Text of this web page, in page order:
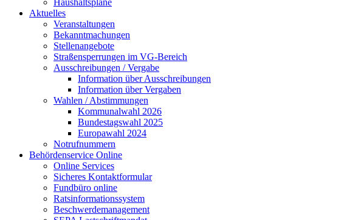
Haushaltspläne
Aktuelles
Veranstaltungen
Bekanntmachungen
Stellenangebote
Straßensperrungen im VG-Bereich
Ausschreibungen / Vergabe
Information über Ausschreibungen
Information über Vergaben
Wahlen / Abstimmungen
Kommunalwahl 2026
Bundestagswahl 2025
Europawahl 2024
Notrufnummern
Behördenservice Online
Online Services
Sicheres Kontaktformular
Fundbüro online
Ratsinformationssystem
Beschwerdemanagement